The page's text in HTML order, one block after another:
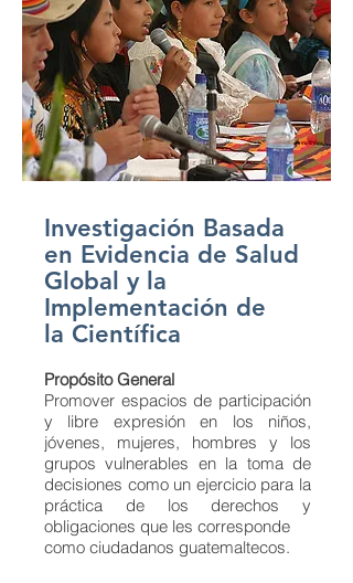
Investigación Basada
en Evidencia de Salud
Global y la
Implementación de
la Científica
Propósito General
Promover espacios de participación
y libre expresión en los niños,
jóvenes, mujeres, hombres y los
grupos vulnerables en la toma de
decisiones como un ejercicio para la
práctica de los derechos y
obligaciones que les corresponde
como ciudadanos guatemaltecos.